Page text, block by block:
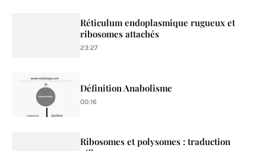
Réticulum endoplasmique rugueux et
ribosomes attachés
23:27
Définition Anabolisme
00:16
Ribosomes et polysomes : traduction